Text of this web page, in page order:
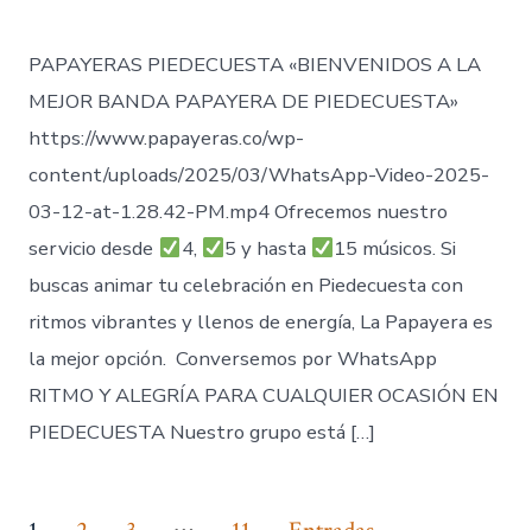
PAPAYERAS PIEDECUESTA «BIENVENIDOS A LA
MEJOR BANDA PAPAYERA DE PIEDECUESTA»
https://www.papayeras.co/wp-
content/uploads/2025/03/WhatsApp-Video-2025-
03-12-at-1.28.42-PM.mp4 Ofrecemos nuestro
servicio desde
4, 5 y hasta
15 músicos. Si
buscas animar tu celebración en Piedecuesta con
ritmos vibrantes y llenos de energía, La Papayera es
la mejor opción. Conversemos por WhatsApp
RITMO Y ALEGRÍA PARA CUALQUIER OCASIÓN EN
PIEDECUESTA Nuestro grupo está […]
…